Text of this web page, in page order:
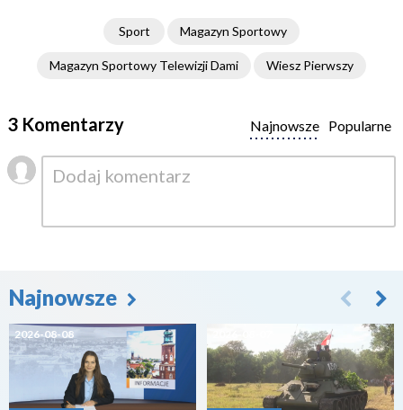
Sport Magazyn Sportowy
Magazyn Sportowy Telewizji Dami Wiesz Pierwszy
3 Komentarzy Popularne
Najnowsze
Najnowsze
2026-08-08